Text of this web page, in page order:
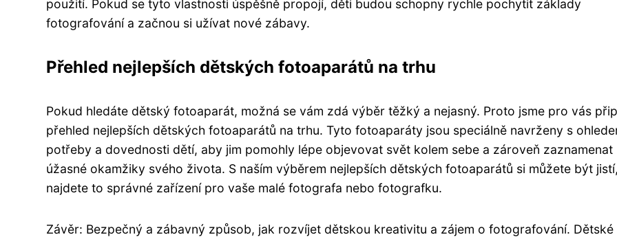
použití. Pokud se tyto vlastnosti úspěšně propojí, děti budou schopny rychle pochytit základy
fotografování a začnou si užívat nové zábavy.
Přehled nejlepších dětských fotoaparátů na trhu
Pokud hledáte dětský fotoaparát, možná se vám zdá výběr těžký a nejasný. Proto jsme pro vás
přehled nejlepších dětských fotoaparátů na trhu. Tyto fotoaparáty jsou speciálně navrženy s
potřeby a dovednosti dětí, aby jim pomohly lépe objevovat svět kolem sebe a zároveň zaznamenat
úžasné okamžiky svého života. S naším výběrem nejlepších dětských fotoaparátů si můžete být
najdete to správné zařízení pro vaše malé fotografa nebo fotografku.
Závěr: Bezpečný a zábavný způsob, jak rozvíjet dětskou kreativitu a zájem o fotografování. Dětské